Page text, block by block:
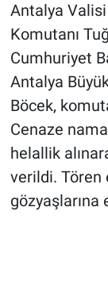
Antalya
Komutanı
Cumhuriyet
Antalya
Böcek,
Cenaze
helallik
verildi. Tören
gözyaşlarına